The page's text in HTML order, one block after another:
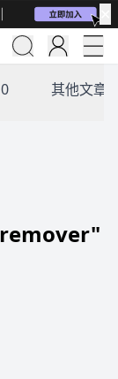
其他文章 0
remover"